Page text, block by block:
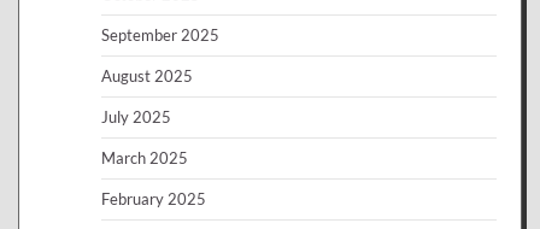
September 2025
August 2025
July 2025
March 2025
February 2025